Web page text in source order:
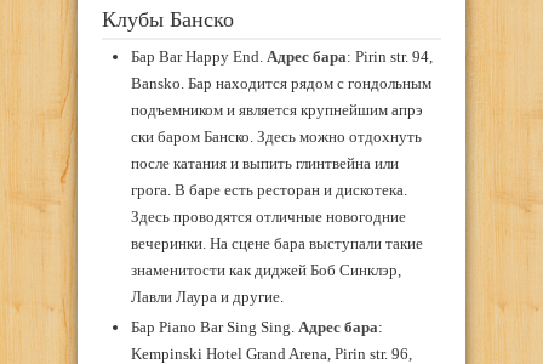
Клубы Банско
Бар Bar Happy End. Адрес бара: Pirin str. 94,
Bansko. Бар находится рядом с гондольным
подъемником и является крупнейшим апрэ
ски баром Банско. Здесь можно отдохнуть
после катания и выпить глинтвейна или
грога. В баре есть ресторан и дискотека.
Здесь проводятся отличные новогодние
вечеринки. На сцене бара выступали такие
знаменитости как диджей Боб Синклэр,
Лавли Лаура и другие.
Бар Piano Bar Sing Sing. Адрес бара:
Kempinski Hotel Grand Arena, Pirin str. 96,